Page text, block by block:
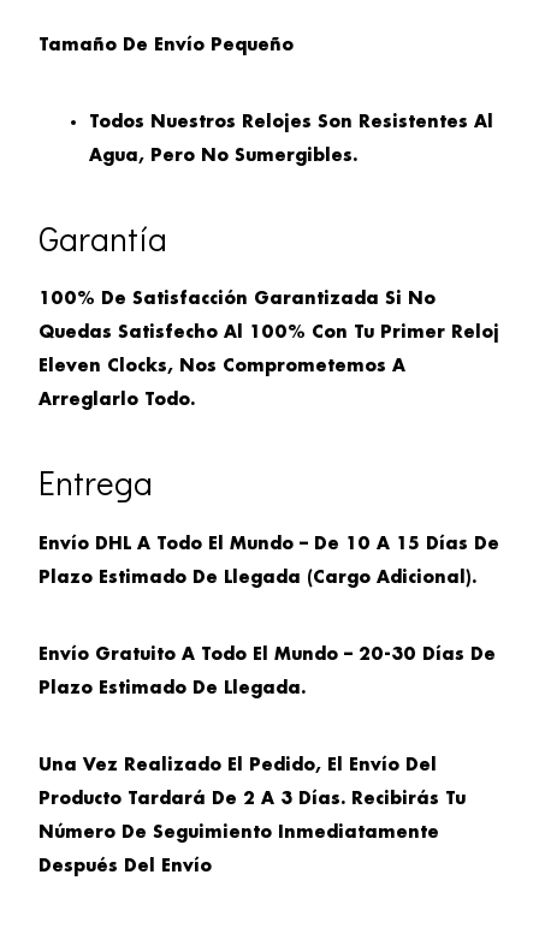
Tamaño De Envío Pequeño
Todos Nuestros Relojes Son Resistentes Al
Agua, Pero No Sumergibles.
Garantía
100% De Satisfacción Garantizada Si No
Quedas Satisfecho Al 100% Con Tu Primer Reloj
Eleven Clocks, Nos Comprometemos A
Arreglarlo Todo.
Entrega
Envío DHL A Todo El Mundo – De 10 A 15 Días De
Plazo Estimado De Llegada (cargo Adicional).
Envío Gratuito A Todo El Mundo – 20-30 Días De
Plazo Estimado De Llegada.
Una Vez Realizado El Pedido, El Envío Del
Producto Tardará De 2 A 3 Días. Recibirás Tu
Número De Seguimiento Inmediatamente
Después Del Envío